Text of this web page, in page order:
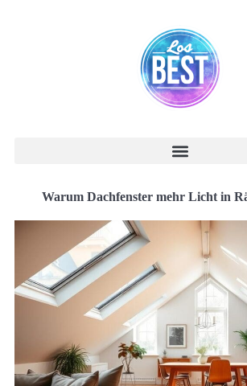
Warum Dachfenster mehr Licht in